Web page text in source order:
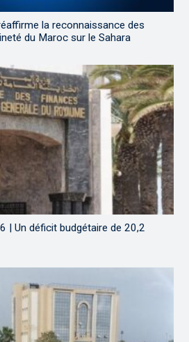
la reconnaissance des
du Maroc sur le Sahara
| Un déficit budgétaire de 20,2